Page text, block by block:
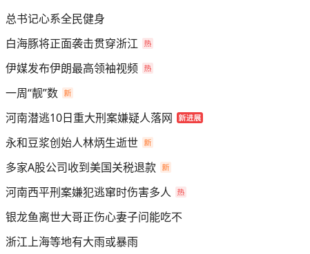
总书记心系全民健身
白海豚将正面袭击贯穿浙江
伊媒发布伊朗最高领袖视频
一周“靓”数
河南潜逃10日重大刑案嫌疑人落网
永和豆浆创始人林炳生逝世
多家A股公司收到美国关税退款
河南西平刑案嫌犯逃窜时伤害多人
银龙鱼离世大哥正伤心妻子问能吃不
浙江上海等地有大雨或暴雨